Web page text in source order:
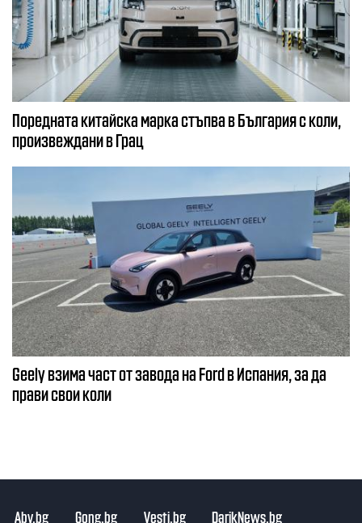
Поредната китайска марка стъпва в България с коли,
произвеждани в Грац
Geely взима част от завода на Ford в Испания, за да
прави свои коли
Abv.bg Gong.bg Vesti.bg DarikNews.bg